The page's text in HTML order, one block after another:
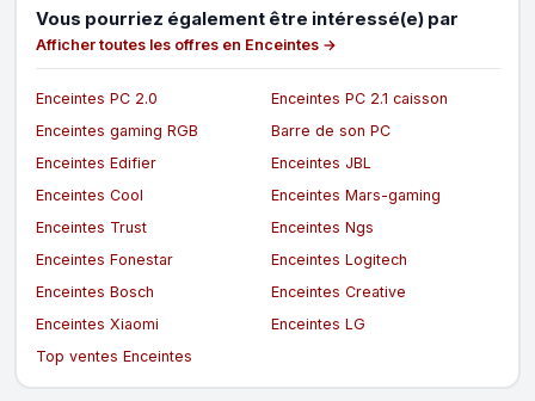
Vous pourriez également être intéressé(e) par
Afficher toutes les offres en Enceintes →
Enceintes PC 2.0
Enceintes PC 2.1 caisson
Enceintes gaming RGB
Barre de son PC
Enceintes Edifier
Enceintes JBL
Enceintes Cool
Enceintes Mars-gaming
Enceintes Trust
Enceintes Ngs
Enceintes Fonestar
Enceintes Logitech
Enceintes Bosch
Enceintes Creative
Enceintes Xiaomi
Enceintes LG
Top ventes Enceintes